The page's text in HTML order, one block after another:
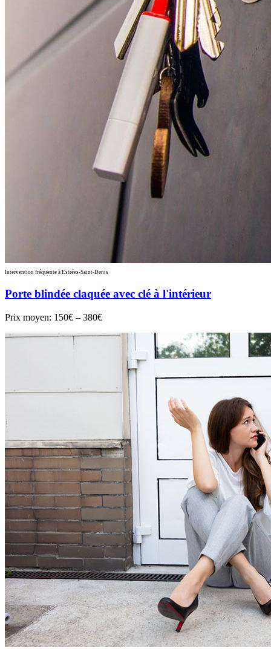
Intervention fréquente à Estrées-Saint-Denis
Porte blindée claquée avec clé à l'intérieur
Prix moyen: 150€ – 380€